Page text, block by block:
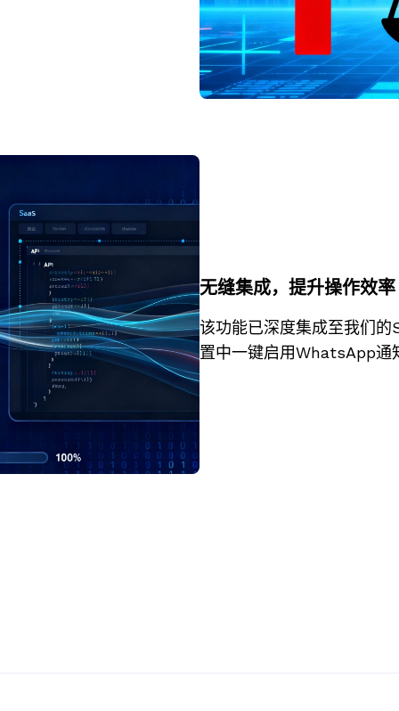
无缝集成，提升操作效率
该功能已深度集成至我们
置中一键启用WhatsApp通